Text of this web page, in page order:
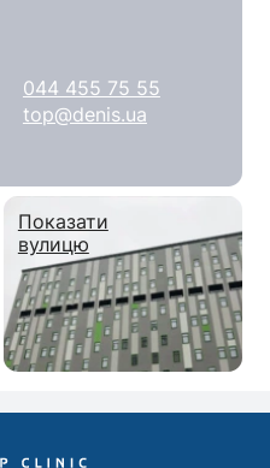
044 455 75 55
top@denis.ua
Показати
вулицю